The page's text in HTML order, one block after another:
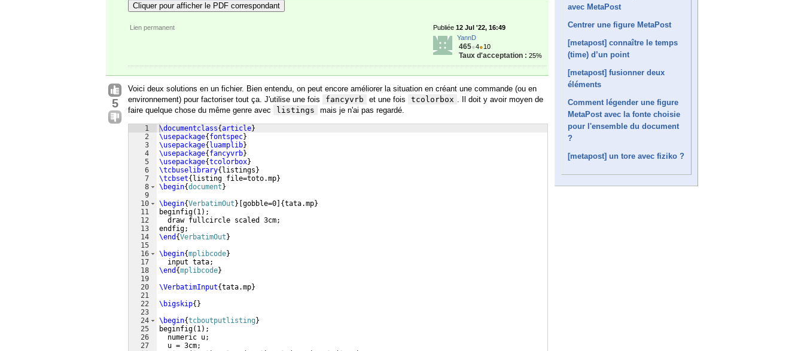
Cliquer pour afficher le PDF correspondant
Lien permanent Publiée 12 Jul '22, 16:49
YannD
465●4●10
Taux d'acceptation : 25%
5
Voici deux solutions en un fichier. Bien entendu, on peut encore améliorer la situation en créant une commande (ou en
environnement) pour factoriser tout ça. J'utilise une fois
fancyvrb et une fois tcolorbox . Il doit y avoir moyen de
faire quelque chose du même genre avec
listings mais je n'ai pas regardé.
1
2
3
4
5
6
7
8
9
10
11
12
13
14
15
16
17
18
19
20
21
22
23
24
25
26
27
\documentclass{article}
\usepackage{ fontspec}
\usepackage{ luamplib}
\usepackage{ fancyvrb}
\usepackage{tcolorbox}
\tcbuselibrary{ listings }
\tcbset{ listing file=toto.mp}
\begin{document }
\begin{VerbatimOut } gobble=0 {tata.mp}
beginfig( 1) ;
  draw fullcircle scaled 3cm;
endfig;
\end {VerbatimOut }
\begin{mplibcode}
  input tata;
\end {mplibcode}
\VerbatimInput{tata.mp}
\bigskip{ }
\begin{tcboutputlisting }
beginfig( 1) ;
  numeric u;
  u = 3cm;
avec MetaPost
Centrer une figure MetaPost
[metapost] connaître le temps
(time) d’un point
[metapost] fusionner deux
éléments
Comment légender une figure
MetaPost avec la fonte choisie
pour l'ensemble du document
?
[metapost] un tore avec fiziko ?